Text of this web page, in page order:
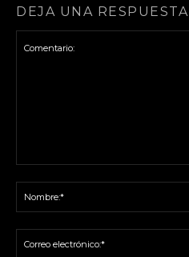
DEJA UNA RESPUESTA